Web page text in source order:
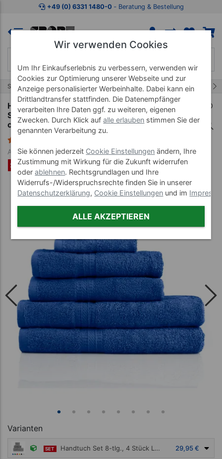
Zum Kaufbereich springen Zur Produktbeschreibung
+49 (0) 6331 1480-0 ‐ Beratung & Bestellung
Start Therapiebedarf Handtücher & Decken
Handtuch Set 8-tlg., 4 Stück LxB 30x30 cm, 2
Stück LxB 140x70 cm und 2 Stück LxB 100x50
cm
Art-Nr. 23480--01
SET %
Varianten
SET Handtuch Set 8-tlg., 4 Stück LxB 30x30 cm, 2 Stück LxB 140x70 cm und 2 Stück LxB 100x50 cm 29,95 €
Wir verwenden Cookies
Um Ihr Einkaufserlebnis zu verbessern, verwenden wir
Cookies zur Optimierung unserer Webseite und zur
Anzeige personalisierter Werbeinhalte. Dabei kann ein
Drittlandtransfer stattfinden. Die Datenempfänger
verarbeiten Ihre Daten ggf. zu weiteren, eigenen
Zwecken. Durch Klick aufalle erlauben stimmen Sie der
genannten Verarbeitung zu.
Sie können jederzeit Cookie Einstellungen ändern, Ihre
Zustimmung mit Wirkung für die Zukunft widerrufen
oderablehnen. Rechtsgrundlagen und Ihre
Widerrufs-/Widerspruchsrechte finden Sie in unserer
Datenschutzerklärung, Cookie Einstellungen und im
ALLE AKZEPTIEREN